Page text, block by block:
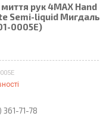
рук 4MAX Hand
Semi-liquid Мигдаль
0005E)
361-71-78